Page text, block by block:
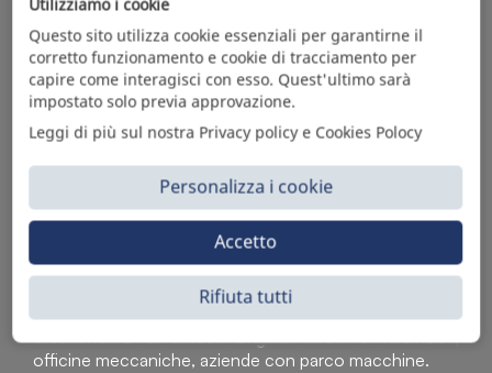
Sì Parts S.r.l. è leader nella distribuzione e vendita di
accessori per veicoli off-highway. Riconosciuto in tutto
il mondo per l’elevato standard qualitativo dei prodotti a
catalogo, attraverso la vendita B2B del ricco
assortimento di articoli originali rivolti a ricambisti,
officine meccaniche, aziende con parco macchine.
Questo sito utilizza cookie essenziali per garantirne il
corretto funzionamento e cookie di tracciamento per
capire come interagisci con esso. Quest'ultimo sarà
impostato solo previa approvazione.
Leggi di più sul nostra Privacy policy e Cookies Polocy
Personalizza i cookie
Rifiuta tutti
Accetto